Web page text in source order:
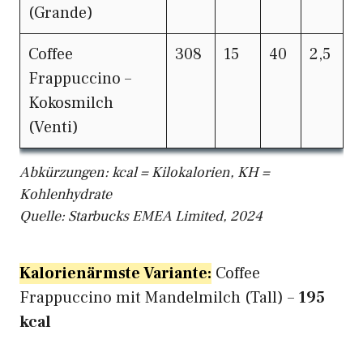
(Grande)
Coffee
Frappuccino –
Kokosmilch
(Venti)
308 15 40 2,5
Abkürzungen: kcal = Kilokalorien, KH =
Kohlenhydrate
Quelle: Starbucks EMEA Limited, 2024
Kalorienärmste Variante: Coffee
Frappuccino mit Mandelmilch (Tall) – 195
kcal